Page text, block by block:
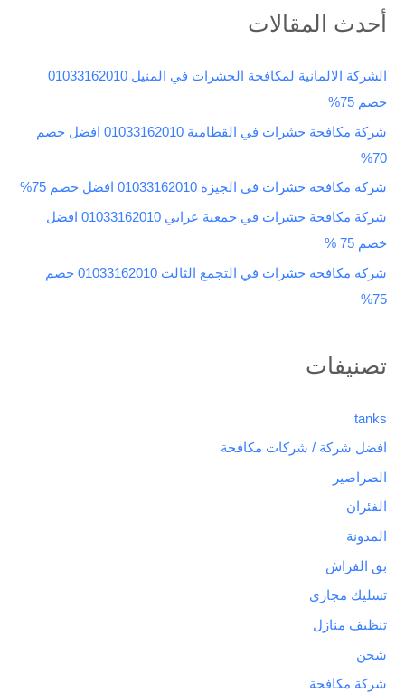
ب
ح
:
أحدث المقالات
الشركة الالمانية لمكافحة الحشرات في المنيل 01033162010
خصم 75%
شركة مكافحة حشرات في القطامية 01033162010 افضل خصم
70%
شركة مكافحة حشرات في الجيزة 01033162010 افضل خصم 75%
شركة مكافحة حشرات في جمعية عرابي 01033162010 افضل
خصم 75 %
شركة مكافحة حشرات في التجمع الثالث 01033162010 خصم
75%
تصنيفات
tanks
افضل شركة / شركات مكافحة
الصراصير
الفئران
المدونة
بق الفراش
تسليك مجاري
تنظيف منازل
شحن
شركة مكافحة